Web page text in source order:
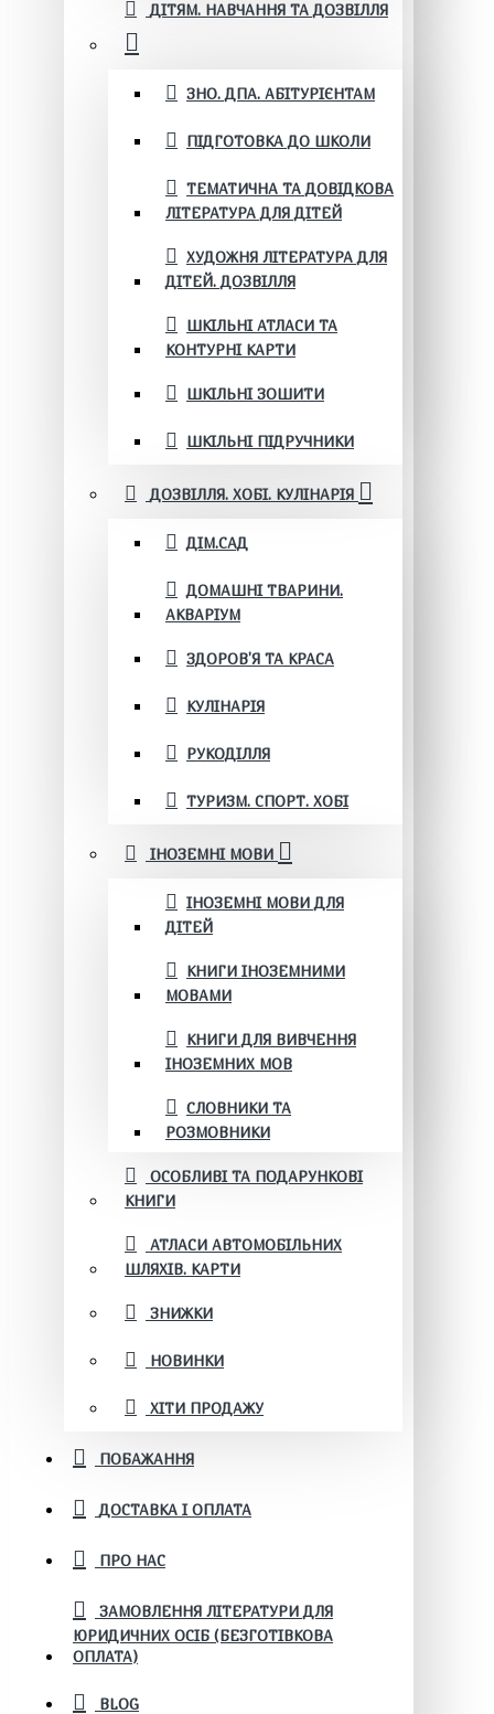
ДІТЯМ. НАВЧАННЯ ТА ДОЗВІЛЛЯ
ЗНО. ДПА. АБІТУРІЄНТАМ
ПІДГОТОВКА ДО ШКОЛИ
ТЕМАТИЧНА ТА ДОВІДКОВА
ЛІТЕРАТУРА ДЛЯ ДІТЕЙ
ХУДОЖНЯ ЛІТЕРАТУРА ДЛЯ
ДІТЕЙ. ДОЗВІЛЛЯ
ШКІЛЬНІ АТЛАСИ ТА
КОНТУРНІ КАРТИ
ШКІЛЬНІ ЗОШИТИ
ШКІЛЬНІ ПІДРУЧНИКИ
ДОЗВІЛЛЯ. ХОБІ. КУЛІНАРІЯ
ДІМ.САД
ДОМАШНІ ТВАРИНИ.
АКВАРІУМ
ЗДОРОВ'Я ТА КРАСА
КУЛІНАРІЯ
РУКОДІЛЛЯ
ТУРИЗМ. СПОРТ. ХОБІ
ІНОЗЕМНІ МОВИ
ІНОЗЕМНІ МОВИ ДЛЯ
ДІТЕЙ
КНИГИ ІНОЗЕМНИМИ
МОВАМИ
КНИГИ ДЛЯ ВИВЧЕННЯ
ІНОЗЕМНИХ МОВ
СЛОВНИКИ ТА
РОЗМОВНИКИ
ОСОБЛИВІ ТА ПОДАРУНКОВІ
КНИГИ
АТЛАСИ АВТОМОБІЛЬНИХ
ШЛЯХІВ. КАРТИ
ЗНИЖКИ
НОВИНКИ
ХІТИ ПРОДАЖУ
ПОБАЖАННЯ
ДОСТАВКА І ОПЛАТА
ПРО НАС
ЗАМОВЛЕННЯ ЛІТЕРАТУРИ ДЛЯ
ЮРИДИЧНИХ ОСІБ (БЕЗГОТІВКОВА
ОПЛАТА)
BLOG